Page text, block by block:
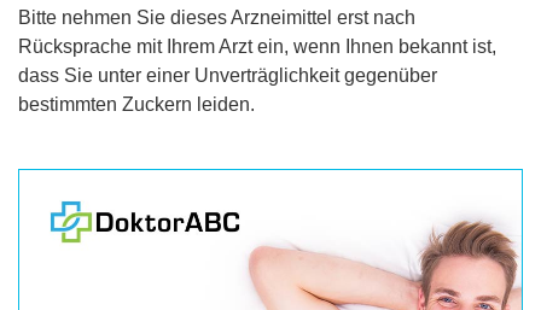
Bitte nehmen Sie dieses Arzneimittel erst nach
Rücksprache mit Ihrem Arzt ein, wenn Ihnen bekannt ist,
dass Sie unter einer Unverträglichkeit gegenüber
bestimmten Zuckern leiden.